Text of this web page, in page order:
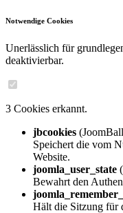
Notwendige Cookies
Unerlässlich für
deaktivierbar.
3 Cookies erkannt.
jbcookies
Speichert die vom
Website.
joomla_user_state
Bewahrt den
Hält die Sitzung für